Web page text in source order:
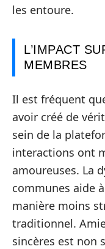
les entoure.
L’IMPACT
MEMBRES
Il est fréquent
avoir créé de
sein de la
interactions ont
amoureuses. La
communes aide
manière moins
traditionnel.
sincères est non